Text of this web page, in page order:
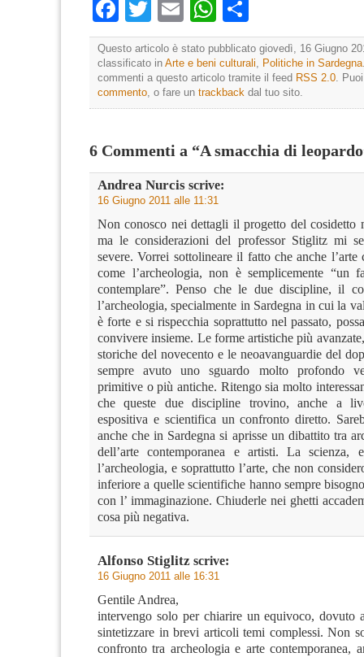
Facebook
TwitterEmailWhatsApp
Questo articolo è stato pubblicato giovedì, 16 Giugno
classificato in Arte e beni culturali Politiche in Sardegna
commenti a questo articolo tramite il feed RSS 2.0 .
commento , o fare un trackback dal tuo sito.
6 Commenti a “A smacchia di
Andrea Nurcis scrive:
16 Giugno 2011 alle 11:31
Non conosco nei dettagli il progetto del cosidetto
ma le considerazioni del professor Stiglitz mi
severe. Vorrei sottolineare il fatto che anche l’arte
come l’archeologia, non è semplicemente “un
contemplare”. Penso che le due discipline, il
l’archeologia, specialmente in Sardegna in cui la
è forte e si rispecchia soprattutto nel passato,
convivere insieme. Le forme artistiche più
storiche del novecento e le neoavanguardie del
sempre avuto uno sguardo molto profondo
primitive o più antiche. Ritengo sia molto
che queste due discipline trovino, anche a
espositiva e scientifica un confronto diretto.
anche che in Sardegna si aprisse un dibattito tra
dell’arte contemporanea e artisti. La scienza,
l’archeologia, e soprattutto l’arte, che non
inferiore a quelle scientifiche hanno sempre
con l’ immaginazione. Chiuderle nei ghetti
cosa più negativa.
Alfonso Stiglitz scrive:
16 Giugno 2011 alle 16:31
Gentile Andrea,
intervengo solo per chiarire un equivoco, dovuto
sintetizzare in brevi articoli temi complessi. Non
confronto tra archeologia e arte contemporanea,